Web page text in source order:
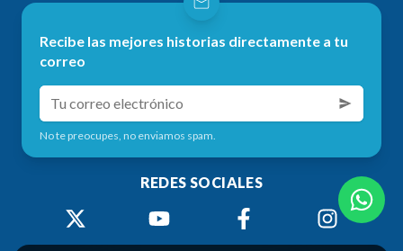
Recibe las mejores historias directamente a tu
correo
No te preocupes, no enviamos spam.
REDES SOCIALES